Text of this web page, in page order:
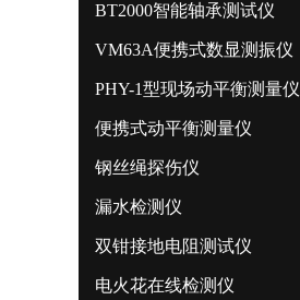
BT2000智能轴承测试仪
VM63A便携式数显测振仪
PHY-1型现场动平衡测量仪
便携式动平衡测量仪
钢丝绳探伤仪
漏水检测仪
双钳接地电阻测试仪
电火花在线检测仪